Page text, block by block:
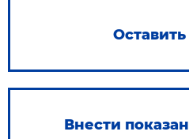
Оставить
Внести